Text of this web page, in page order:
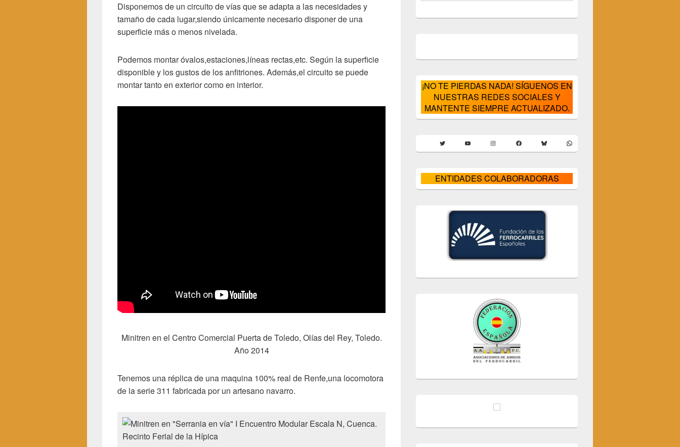
Disponemos de un circuito de vías que se adapta a las necesidades y
tamaño de cada lugar,siendo únicamente necesario disponer de una
superficie más o menos nivelada.
Podemos montar óvalos,estaciones,líneas rectas,etc. Según la superficie
disponible y los gustos de los anfitriones. Además,el circuito se puede
montar tanto en exterior como en interior.
Minitren en el Centro Comercial Puerta de Toledo, Olías del Rey, Toledo.
Año 2014
Tenemos una réplica de una maquina 100% real de Renfe,una locomotora
de la serie 311 fabricada por un artesano navarro.
¡NO TE PIERDAS NADA! SÍGUENOS EN
NUESTRAS REDES SOCIALES Y
MANTENTE SIEMPRE ACTUALIZADO.
Twitter YouTube InstagramFacebookBluesky WhatsApp
ENTIDADES COLABORADORAS